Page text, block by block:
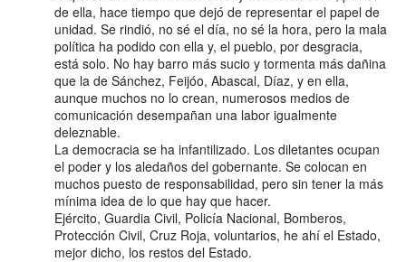
de ella, hace tiempo que dejó de representar el papel de
unidad. Se rindió, no sé el día, no sé la hora, pero la mala
política ha podido con ella y, el pueblo, por desgracia,
está solo. No hay barro más sucio y tormenta más dañina
que la de Sánchez, Feijóo, Abascal, Díaz, y en ella,
aunque muchos no lo crean, numerosos medios de
comunicación desempañan una labor igualmente
deleznable.
La democracia se ha infantilizado. Los diletantes ocupan
el poder y los aledaños del gobernante. Se colocan en
muchos puesto de responsabilidad, pero sin tener la más
mínima idea de lo que hay que hacer.
Ejército, Guardia Civil, Policía Nacional, Bomberos,
Protección Civil, Cruz Roja, voluntarios, he ahí el Estado,
mejor dicho, los restos del Estado.